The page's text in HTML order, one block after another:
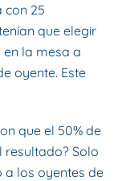
con 25
que elegir
la mesa a
oyente. Este
que el 50% de
resultado? Solo
a los oyentes de